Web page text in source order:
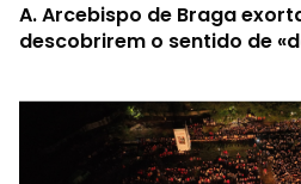
A.Arcebispo de Braga
descobrirem o sentido de